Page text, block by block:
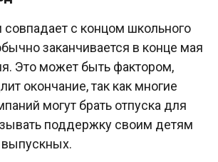
совпадает с концом школьного
заканчивается в конце мая
Это может быть фактором,
окончание, так как многие
могут брать отпуска для
поддержку своим детям
выпускных.